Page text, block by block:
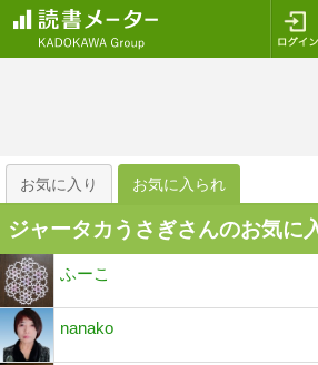
お気に入り お気に入られ
ジャータカうさぎさんのお気に
ふーこ
nanako